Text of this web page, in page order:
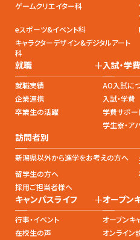
ゲームクリエイター科
eスポーツ&イベント科
キャラクターデザイン&デジタルアート
科
就職 +
就職実績
企業連携
卒業生の活躍
入試・学費
AO入試に
入試・学費
学費サポー
学生寮・ア
訪問者別
新潟県以外から進学をお考えの方へ
留学生の方へ
採用ご担当者様へ
キャンパスライフ +
行事・イベント
在校生の声
オープン
オープンキ
オンライン